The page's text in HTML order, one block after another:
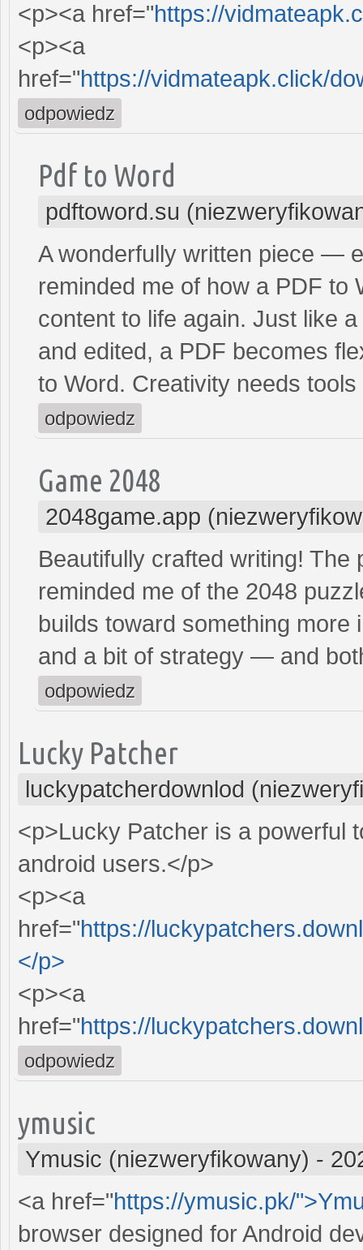
<p><a href="https://
<p><a
href="https://vidmateapk.click/
odpowiedz
Pdf to Word
pdftoword.su
A wonderfully written piece —
reminded me of how a PDF to
content to life again. Just like
and edited, a PDF becomes
to Word. Creativity needs
odpowiedz
Game 2048
2048game.app
Beautifully crafted writing!
reminded me of the 2048
builds toward something
and a bit of strategy — and
odpowiedz
Lucky Patcher
luckypatcherdownlod
<p>Lucky Patcher is a powerful
android users.</p>
<p><a
href="https://
</p>
<p><a
href="https://
odpowiedz
ymusic
Ymusic (niezweryfikowany) -
<a href="https://ymusic.pk/
browser designed for Android